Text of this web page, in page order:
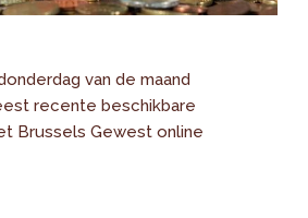
van de maand
recente beschikbare
Brussels Gewest online